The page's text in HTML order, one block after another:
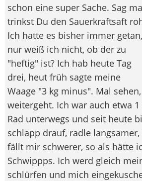
schon eine super Sache. Sag
trinkst Du den Sauerkraftsaft
Ich hatte es bisher immer getan,
nur weiß ich nicht, ob der zu
"heftig" ist? Ich hab heute Tag
drei, heut früh sagte meine
Waage "3 kg minus". Mal
weitergeht. Ich war auch etwa
Rad unterwegs und seit heute
schlapp drauf, radle langsamer,
fällt mir schwerer, so als hätte
Schwippps. Ich werd gleich
schlürfen und mich